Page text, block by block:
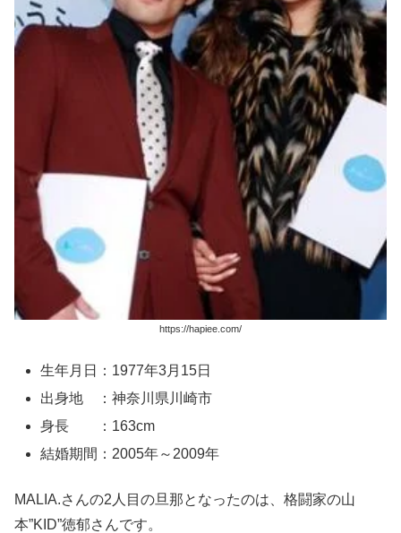
https://hapiee.com/
生年月日：1977年3月15日
出身地 ：神奈川県川崎市
身長 ：163cm
結婚期間：2005年～2009年
MALIA.さんの2人目の旦那となったのは、格闘家の山
本”KID”徳郁さんです。